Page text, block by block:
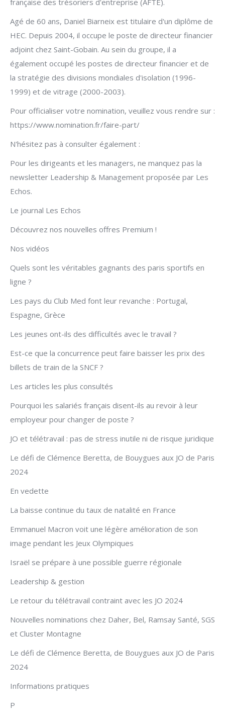
française des trésoriers d'entreprise (AFTE).
Agé de 60 ans, Daniel Biarneix est titulaire d'un diplôme de
HEC. Depuis 2004, il occupe le poste de directeur financier
adjoint chez Saint-Gobain. Au sein du groupe, il a
également occupé les postes de directeur financier et de
la stratégie des divisions mondiales d'isolation (1996-
1999) et de vitrage (2000-2003).
Pour officialiser votre nomination, veuillez vous rendre sur :
https://www.nomination.fr/faire-part/
N'hésitez pas à consulter également :
Pour les dirigeants et les managers, ne manquez pas la
newsletter Leadership & Management proposée par Les
Echos.
Le journal Les Echos
Découvrez nos nouvelles offres Premium !
Nos vidéos
Quels sont les véritables gagnants des paris sportifs en
ligne ?
Les pays du Club Med font leur revanche : Portugal,
Espagne, Grèce
Les jeunes ont-ils des difficultés avec le travail ?
Est-ce que la concurrence peut faire baisser les prix des
billets de train de la SNCF ?
Les articles les plus consultés
Pourquoi les salariés français disent-ils au revoir à leur
employeur pour changer de poste ?
JO et télétravail : pas de stress inutile ni de risque juridique
Le défi de Clémence Beretta, de Bouygues aux JO de Paris
2024
En vedette
La baisse continue du taux de natalité en France
Emmanuel Macron voit une légère amélioration de son
image pendant les Jeux Olympiques
Israël se prépare à une possible guerre régionale
Leadership & gestion
Le retour du télétravail contraint avec les JO 2024
Nouvelles nominations chez Daher, Bel, Ramsay Santé, SGS
et Cluster Montagne
Le défi de Clémence Beretta, de Bouygues aux JO de Paris
2024
Informations pratiques
P